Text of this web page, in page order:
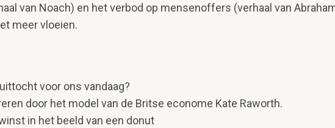
van Noach) en het verbod op mensenoffers (verhaal van
meer vloeien.
voor ons vandaag?
door het model van de Britse econome Kate Raworth.
in het beeld van een donut